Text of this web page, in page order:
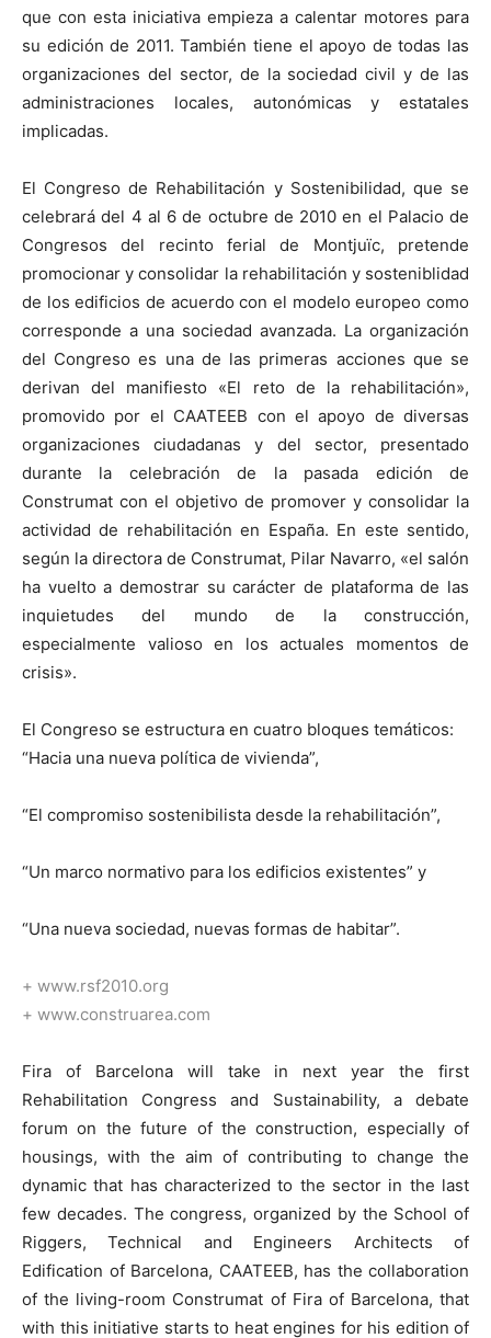
que con esta iniciativa empieza a calentar motores para
su edición de 2011. También tiene el apoyo de todas las
organizaciones del sector, de la sociedad civil y de las
administraciones locales, autonómicas y estatales
implicadas.
El Congreso de Rehabilitación y Sostenibilidad, que se
celebrará del 4 al 6 de octubre de 2010 en el Palacio de
Congresos del recinto ferial de Montjuïc, pretende
promocionar y consolidar la rehabilitación y sosteniblidad
de los edificios de acuerdo con el modelo europeo como
corresponde a una sociedad avanzada. La organización
del Congreso es una de las primeras acciones que se
derivan del manifiesto «El reto de la rehabilitación»,
promovido por el CAATEEB con el apoyo de diversas
organizaciones ciudadanas y del sector, presentado
durante la celebración de la pasada edición de
Construmat con el objetivo de promover y consolidar la
actividad de rehabilitación en España. En este sentido,
según la directora de Construmat, Pilar Navarro, «el salón
ha vuelto a demostrar su carácter de plataforma de las
inquietudes del mundo de la construcción,
especialmente valioso en los actuales momentos de
crisis».
El Congreso se estructura en cuatro bloques temáticos:
“Hacia una nueva política de vivienda”,
“El compromiso sostenibilista desde la rehabilitación”,
“Un marco normativo para los edificios existentes” y
“Una nueva sociedad, nuevas formas de habitar”.
+ www.rsf2010.org
+ www.construarea.com
Fira of Barcelona will take in next year the first
Rehabilitation Congress and Sustainability, a debate
forum on the future of the construction, especially of
housings, with the aim of contributing to change the
dynamic that has characterized to the sector in the last
few decades. The congress, organized by the School of
Riggers, Technical and Engineers Architects of
Edification of Barcelona, CAATEEB, has the collaboration
of the living-room Construmat of Fira of Barcelona, that
with this initiative starts to heat engines for his edition of